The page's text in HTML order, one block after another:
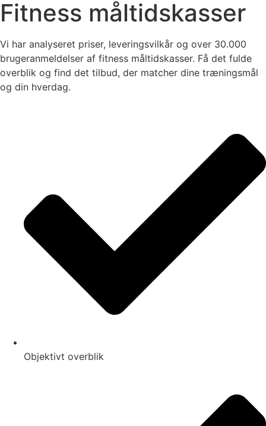
Fitness måltidskasser
Vi har analyseret priser, leveringsvilkår og over 30.000
brugeranmeldelser af fitness måltidskasser. Få det fulde
overblik og find det tilbud, der matcher dine træningsmål
og din hverdag.
Objektivt overblik